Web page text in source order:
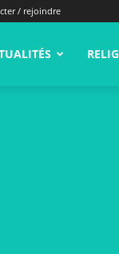
/ rejoindre